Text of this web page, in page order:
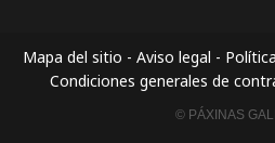
Mapa del sitio - Aviso legal -
Condiciones generales de
© PÁXINAS